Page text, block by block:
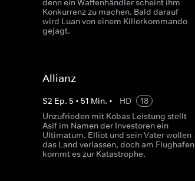
denn ein Waffenhändler scheint ihm
Konkurrenz zu machen. Bald darauf
wird Luan von einem Killerkommando
gejagt.
Allianz
S2 Ep. 5 • 51 Min. • HD
18
Unzufrieden mit Kobas Leistung stellt
Asif im Namen der Investoren ein
Ultimatum. Elliot und sein Vater wollen
das Land verlassen, doch am Flughafen
kommt es zur Katastrophe.